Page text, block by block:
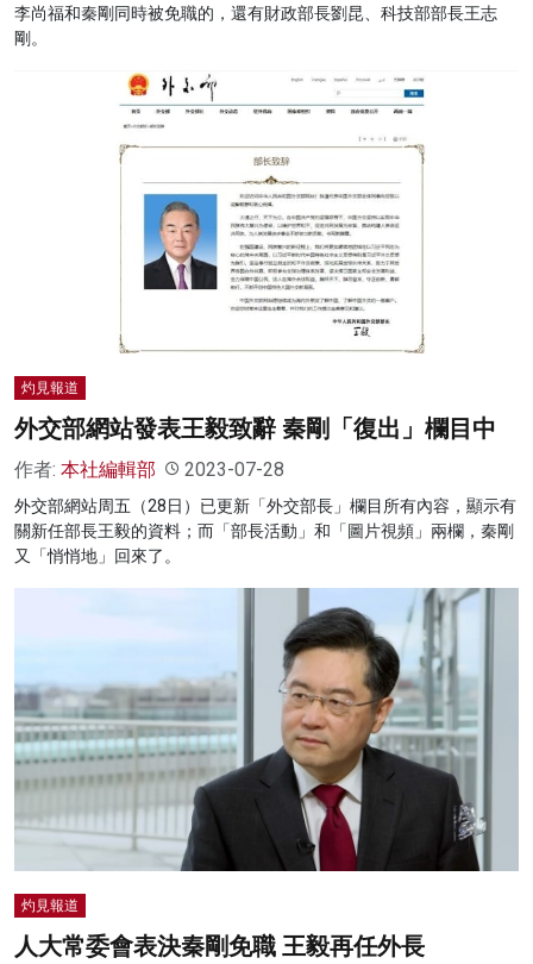
李尚福和秦剛同時被免職的，還有財政部長劉昆、科技部部長王志
剛。
灼見報道
外交部網站發表王毅致辭 秦剛「復出」欄目中
作者: 本社編輯部 2023-07-28
外交部網站周五（28日）已更新「外交部長」欄目所有內容，顯示有
關新任部長王毅的資料；而「部長活動」和「圖片視頻」兩欄，秦剛
又「悄悄地」回來了。
灼見報道
人大常委會表決秦剛免職 王毅再任外長